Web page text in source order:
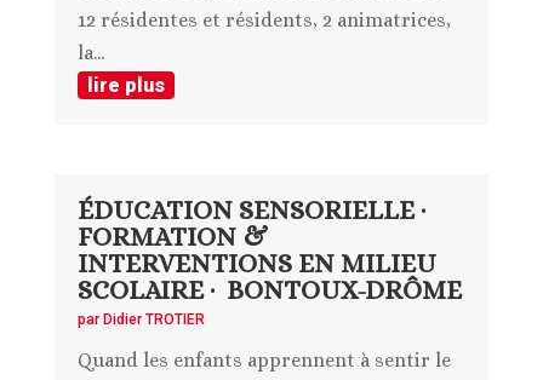
12 résidentes et résidents, 2 animatrices,
la...
lire plus
ÉDUCATION SENSORIELLE ·
FORMATION &
INTERVENTIONS EN MILIEU
SCOLAIRE · BONTOUX-DRÔME
par Didier TROTIER
Quand les enfants apprennent à sentir le